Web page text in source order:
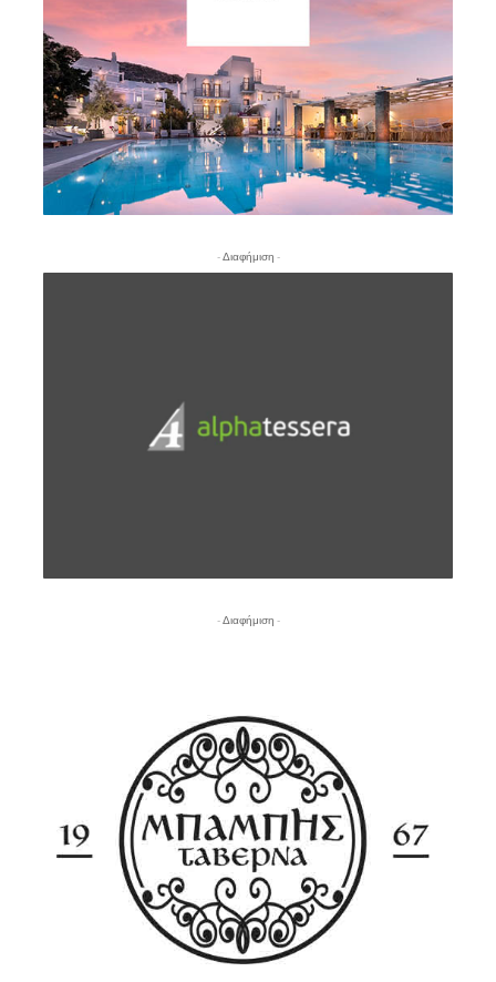
- Διαφήμιση -
- Διαφήμιση -